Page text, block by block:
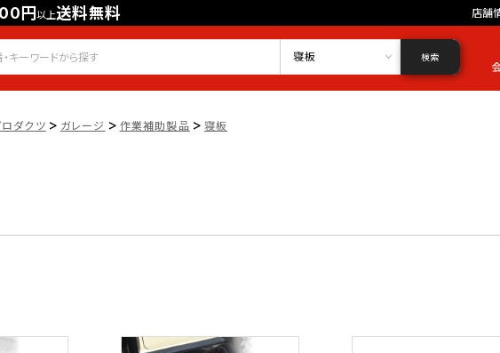
円以上送料無料 店舗
会員登録 ログイン お気に入り
寝板 検索
ダクツ > ガレージ > 作業補助製品 > 寝板